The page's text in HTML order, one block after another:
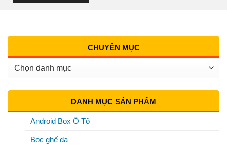
CHUYÊN MỤC
DANH MỤC SẢN PHẨM
Android Box Ô Tô
Bọc ghế da